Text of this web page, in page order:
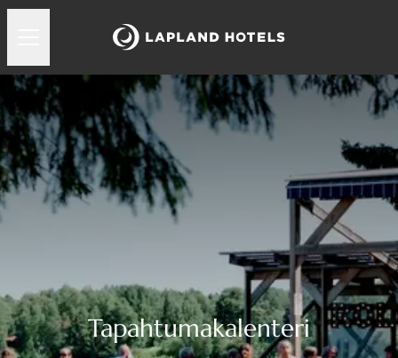
Tapahtumakalenteri